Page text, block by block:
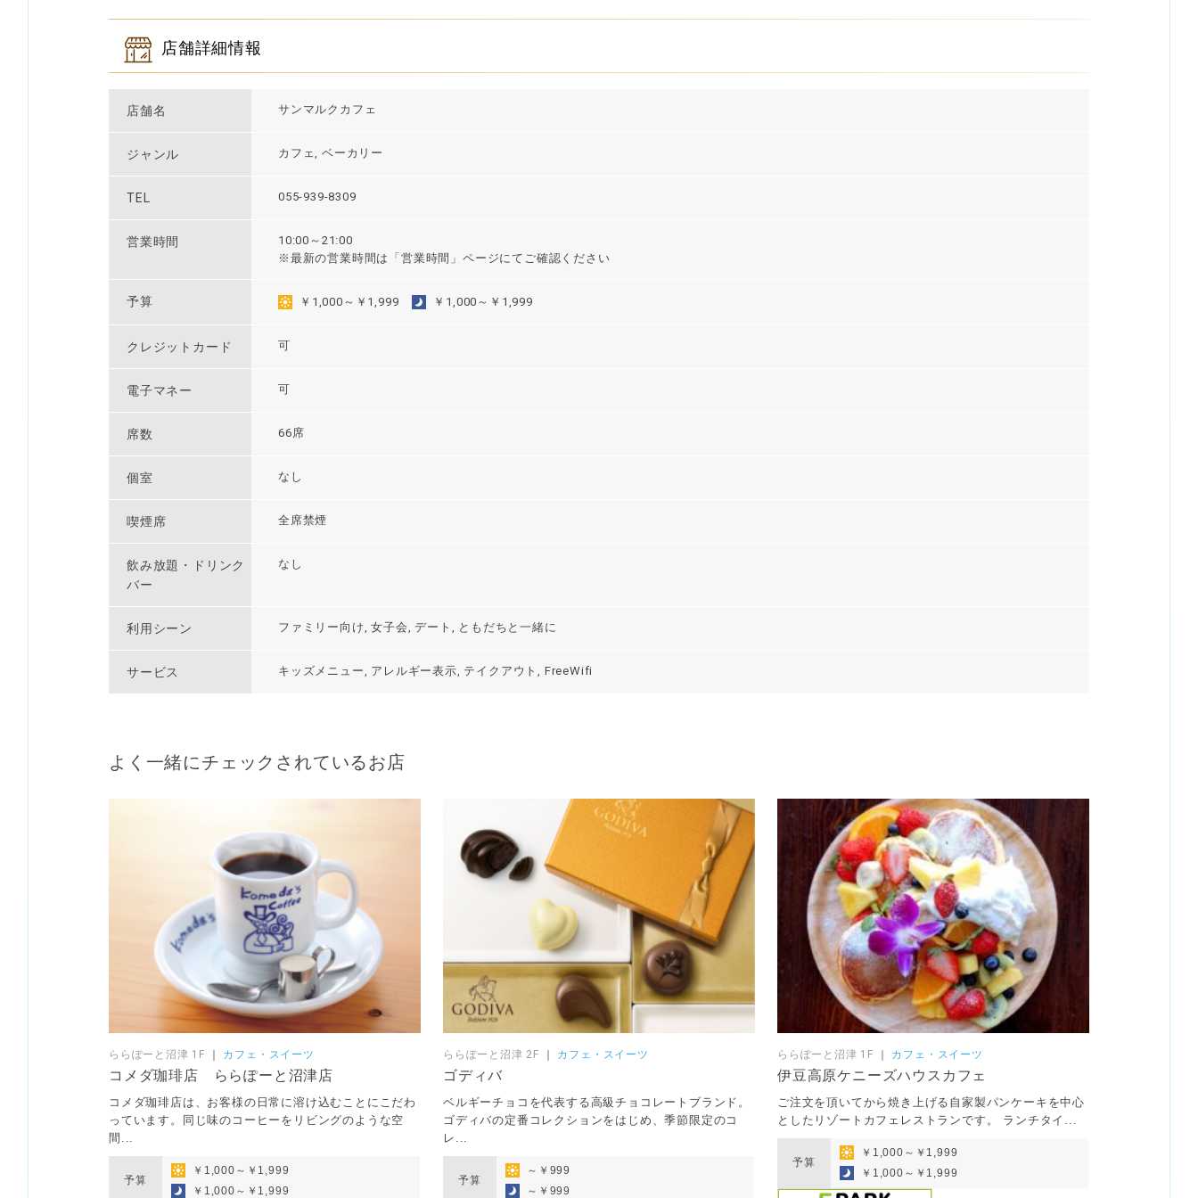
店舗詳細情報
店舗名 サンマルクカフェ
ジャンル カフェ, ベーカリー
TEL 055-939-8309
営業時間
10:00～21:00
※最新の営業時間は「営業時間」ページにてご確認ください
予算 ￥1,000～￥1,999 ￥1,000～￥1,999
クレジットカード 可
電子マネー 可
席数 66席
個室 なし
喫煙席 全席禁煙
飲み放題・ドリンク
バー
なし
利用シーン ファミリー向け, 女子会, デート, ともだちと一緒に
サービス キッズメニュー, アレルギー表示, テイクアウト, FreeWifi
よく一緒にチェックされているお店
ららぽーと沼津 1F ｜ カフェ・スイーツ
コメダ珈琲店 ららぽーと沼津店
コメダ珈琲店は、お客様の日常に溶け込むことにこだわ
っています。同じ味のコーヒーをリビングのような空
間...
予算
￥1,000～￥1,999
￥1,000～￥1,999
ららぽーと沼津 2F ｜ カフェ・スイーツ
ゴディバ
ベルギーチョコを代表する高級チョコレートブランド。
ゴディバの定番コレクションをはじめ、季節限定のコ
レ...
予算
～￥999
～￥999
ららぽーと沼津 1F ｜ カフェ・スイーツ
伊豆高原ケニーズハウスカフェ
ご注文を頂いてから焼き上げる自家製パンケーキを中心
としたリゾートカフェレストランです。 ランチタイ...
予算
￥1,000～￥1,999
￥1,000～￥1,999